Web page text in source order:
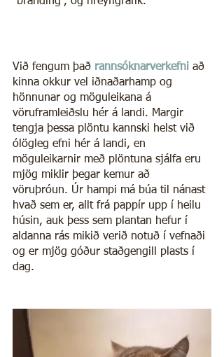
Við fengum það rannsóknarverkefni að
kinna okkur vel iðnaðarhamp og
hönnunar og möguleikana á
vöruframleiðslu hér á landi. Margir
tengja þessa plöntu kannski helst við
ólögleg efni hér á landi, en
möguleikarnir með plöntuna sjálfa eru
mjög miklir þegar kemur að
vöruþróun. Úr hampi má búa til nánast
hvað sem er, allt frá pappír upp í heilu
húsin, auk þess sem plantan hefur í
aldanna rás mikið verið notuð í vefnaði
og er mjög góður staðgengill plasts í
dag.